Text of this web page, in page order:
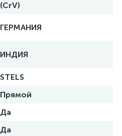
(CrV)
ГЕРМАНИЯ
ИНДИЯ
STELS
Прямой
Да
Да